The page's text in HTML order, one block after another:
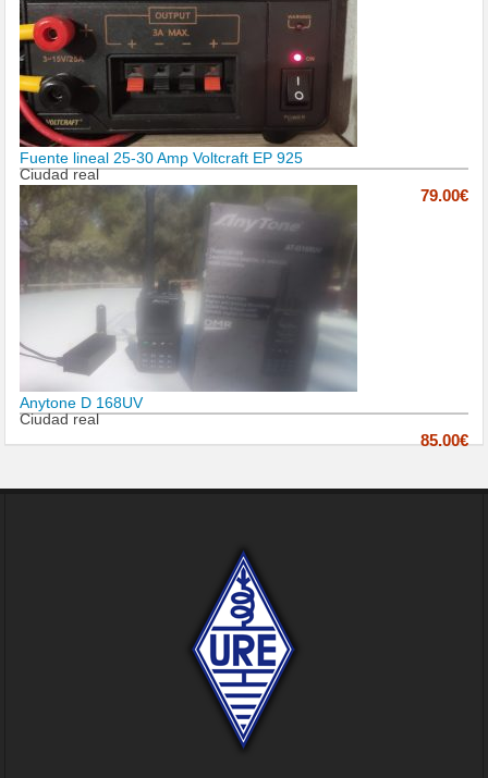
Fuente lineal 25-30 Amp Voltcraft EP 925
Ciudad real
79.00€
Anytone D 168UV
Ciudad real
85.00€